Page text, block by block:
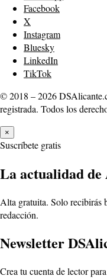
Facebook
X
Instagram
Bluesky
LinkedIn
TikTok
© 2018 – 2026
registrada. Todos los
×
Suscríbete gratis
La actualidad
Alta gratuita. Solo recibirás
redacción.
Newsletter
Crea tu cuenta de lector